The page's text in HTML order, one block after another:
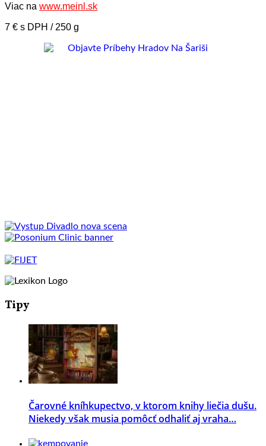
Viac na www.meinl.sk
7 € s DPH / 250 g
Tipy
Čarovné kníhkupectvo, v ktorom knihy liečia dušu.
Niekedy však musia pomôcť odhaliť aj vraha…